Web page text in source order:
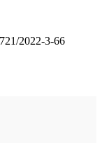
2022-3-66